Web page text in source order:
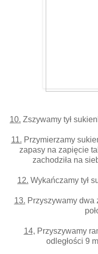
10. Zszywamy tył
11. Przymierzamy
zapasy na zapięcie
zachodziła na
12. Wykańczamy tył
13. Przyszywamy dwa
14, Przyszywamy
odległości 9